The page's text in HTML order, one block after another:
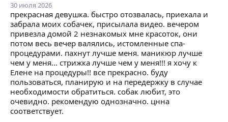
30 июля 2026
прекрасная девушка. быстро отозвалась, приехала и
забрала моих собачек, присылала видео. вечером
привезла домой 2 незнакомых мне красоток, они
потом весь вечер валялись, истомленные спа-
процедурами. пахнут лучше меня. маникюр лучше
чем у меня... стрижка лучше чем у меня!!! я хочу к
Елене на процедуры!! все прекрасно. буду
пользоваться, планирую и на передержку в случае
необходимости обратиться. собак любит, это
очевидно. рекомендую однозначно. цнна
соответствует.